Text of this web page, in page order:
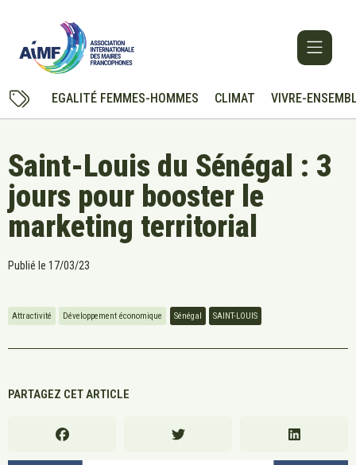
EGALITÉ FEMMES-HOMMES CLIMAT VIVRE-
Saint-Louis du Sénégal : 3
jours pour booster le
marketing territorial
Publié le 17/03/23
Attractivité Développement économique Sénégal SAINT-LOUIS
PARTAGEZ CET ARTICLE